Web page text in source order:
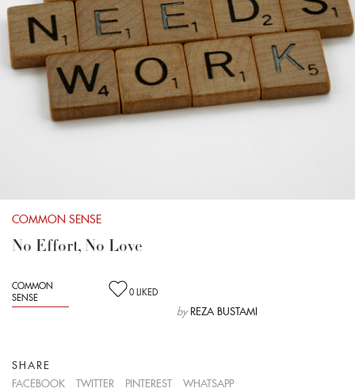
COMMON SENSE
No Effort, No Love
COMMON
SENSE
0 LIKED
by REZA BUSTAMI
SHARE
FACEBOOK
TWITTER PINTEREST WHATSAPP